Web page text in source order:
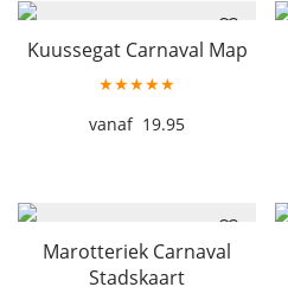
Kuussegat Carnaval Map
★★★★★
19.95
Marotteriek Carnaval
Stadskaart